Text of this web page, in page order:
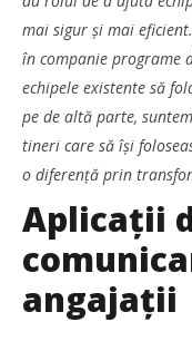
WDP își
investește în noi
mai sigur și mai
în companie programe
echipele existente să
pe de altă parte,
tineri care să își
o diferență prin
Aplicații
angajații